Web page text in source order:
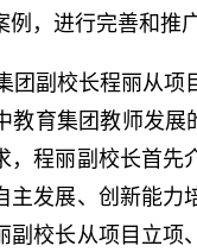
例，进行完善和推
团副校长程丽从
教育集团教师发
，程丽副校长首
主发展、创新能
副校长从项目立